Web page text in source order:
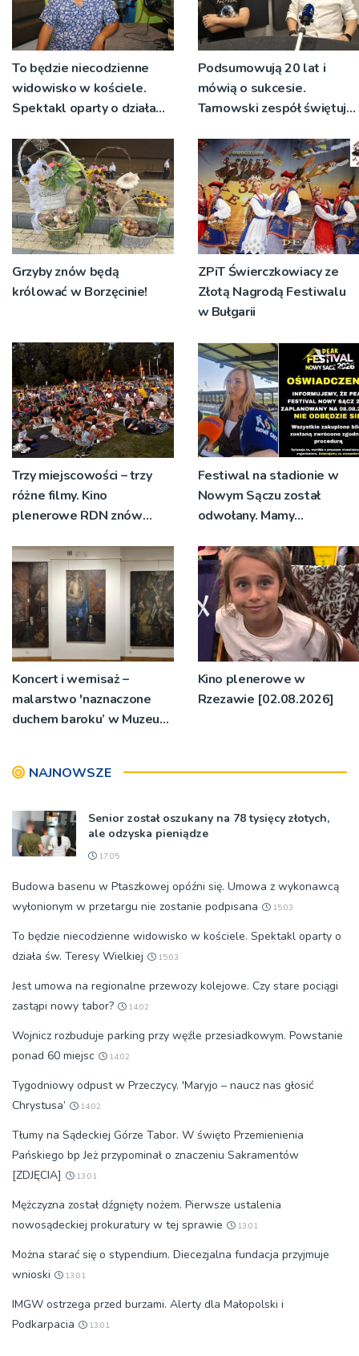
To będzie niecodzienne
widowisko w kościele.
Spektakl oparty o działa
Podsumowują 20 lat i
mówią o sukcesie.
Tarnowski zespół świętuje
koncert
Grzyby znów będą
królować w Borzęcinie!
ZPiT Świerczkowiacy ze
Złotą Nagrodą Festiwalu
w Bułgarii
Trzy miejscowości – trzy
różne filmy. Kino
plenerowe RDN znów
Festiwal na stadionie w
Nowym Sączu został
odwołany. Mamy
organizatorów i spółki NIK
Koncert i wernisaż –
malarstwo 'naznaczone
duchem baroku’ w Muzeum
Kino plenerowe w
Rzezawie [02.08.2026]
NAJNOWSZE
Senior został oszukany na 78 tysięcy złotych,
ale odzyska pieniądze
17:05
Budowa basenu w Ptaszkowej opóźni się. Umowa z wykonawcą
wyłonionym w przetargu nie zostanie podpisana
15:03
To będzie niecodzienne widowisko w kościele. Spektakl oparty o
działa św. Teresy Wielkiej
15:03
Jest umowa na regionalne przewozy kolejowe. Czy stare pociągi
zastąpi nowy tabor?
14:02
Wojnicz rozbuduje parking przy węźle przesiadkowym. Powstanie
ponad 60 miejsc
14:02
Tygodniowy odpust w Przeczycy. 'Maryjo – naucz nas głosić
Chrystusa’
14:02
Tłumy na Sądeckiej Górze Tabor. W święto Przemienienia
Pańskiego bp Jeż przypominał o znaczeniu Sakramentów
[ZDJĘCIA]
13:01
Mężczyzna został dźgnięty nożem. Pierwsze ustalenia
nowosądeckiej prokuratury w tej sprawie
13:01
Można starać się o stypendium. Diecezjalna fundacja przyjmuje
wnioski
13:01
IMGW ostrzega przed burzami. Alerty dla Małopolski i
Podkarpacia
13:01